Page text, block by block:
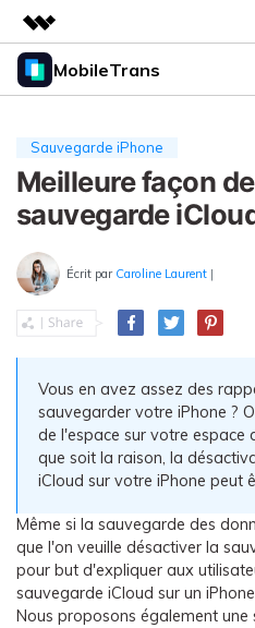
Produits phares
Utilité
Aperçu
Solutions
À propos
Boutique
MobileTrans
Bureau
Mobile
Fonctionnalités
Fonctionnalités
Solutions
Ressources
Transfert de Données
Sauvegarde & Restauration
Transfert d'autres
EXPLOREZ PLUS DE SUJETS
Prix
Tarifs pour Windows
Tarifs pour App
Plan Business
Plan Éducation
Concours & Événements
Tutoriel
Assistance
Sauvegarde iPhone
Meilleure façon
sauvegarde
Écrit par Caroline Laurent |
Vous en avez assez des
sauvegarder votre iPhone ?
de l'espace sur votre espace
que soit la raison, la
iCloud sur votre iPhone peut
Même si la sauvegarde des
que l'on veuille désactiver la
pour but d'expliquer aux
sauvegarde iCloud sur un
Nous proposons également